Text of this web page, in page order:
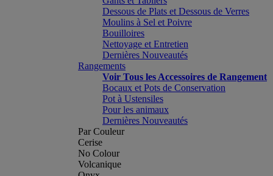
Dessous de Plats et Dessous de Verres
Moulins à Sel et Poivre
Bouilloires
Nettoyage et Entretien
Dernières Nouveautés
Rangements
Voir Tous les Accessoires de Rangement
Bocaux et Pots de Conservation
Pot à Ustensiles
Pour les animaux
Dernières Nouveautés
Par Couleur
Cerise
No Colour
Volcanique